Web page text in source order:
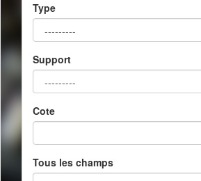
Type
Support
Cote
Tous les champs